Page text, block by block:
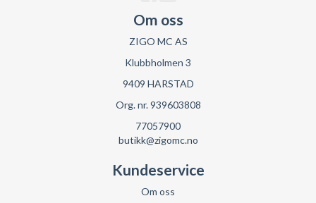
Om oss
ZIGO MC AS
Klubbholmen 3
9409 HARSTAD
Org. nr. 939603808
77057900
butikk@zigomc.no
Kundeservice
Om oss